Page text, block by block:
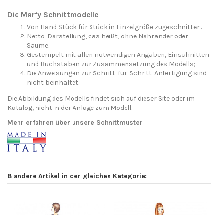
Die Marfy Schnittmodelle
Von Hand Stück für Stück in Einzelgröße zugeschnitten.
Netto-Darstellung, das heißt, ohne Nähränder oder
Säume.
Gestempelt mit allen notwendigen Angaben, Einschnitten
und Buchstaben zur Zusammensetzung des Modells;
Die Anweisungen zur Schritt-für-Schritt-Anfertigung sind
nicht beinhaltet.
Die Abbildung des Modells findet sich auf dieser Site oder im
Katalog, nicht in der Anlage zum Modell.
Mehr erfahren über unsere Schnittmuster
8 andere Artikel in der gleichen Kategorie: